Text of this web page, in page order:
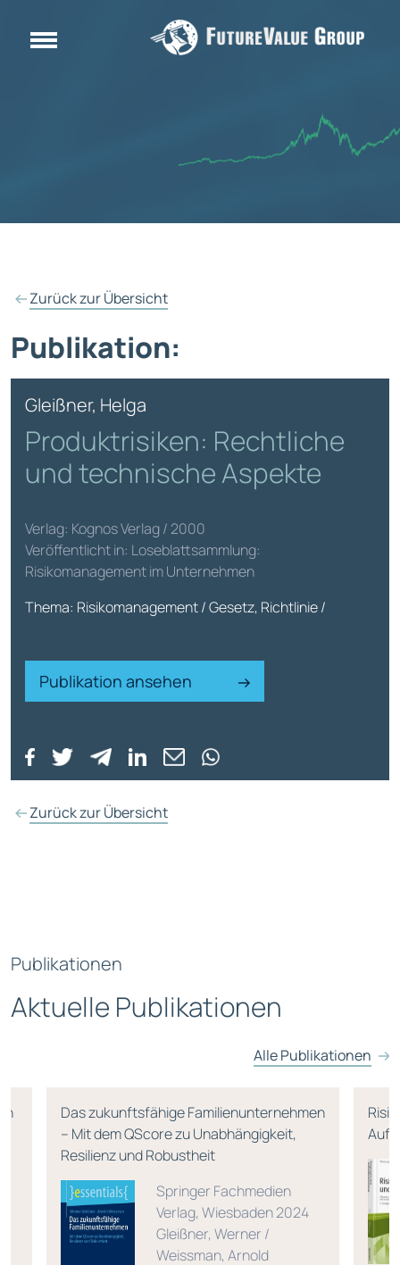
Zurück zur Übersicht
Publikation:
Gleißner, Helga
Produktrisiken: Rechtliche
und technische Aspekte
Verlag: Kognos Verlag / 2000
Veröffentlicht in: Loseblattsammlung:
Risikomanagement im Unternehmen
Thema: Risikomanagement / Gesetz, Richtlinie /
Publikation ansehen
Zurück zur Übersicht
Publikationen
Aktuelle Publikationen
Alle Publikationen
Das zukunftsfähige Familienunternehmen
– Mit dem QScore zu Unabhängigkeit,
Resilienz und Robustheit
Springer Fachmedien
Verlag, Wiesbaden 2024
Gleißner, Werner /
Weissman, Arnold